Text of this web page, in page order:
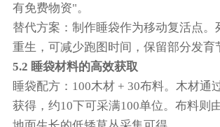
有免费物资"。
替代方案：制作睡袋作为移动复活点。
重生，可减少跑图时间，保留部分发育
5.2 睡袋材料的高效获取
睡袋配方：100木材 + 30布料。木材通
获得，约10下可采满100单位。布料则